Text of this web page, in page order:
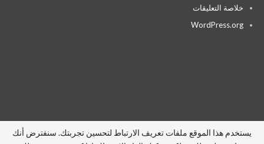
خلاصة التعليقات
WordPress.org
يستخدم هذا الموقع ملفات تعريف الارتباط لتحسين تجربتك. سنفترض أنك